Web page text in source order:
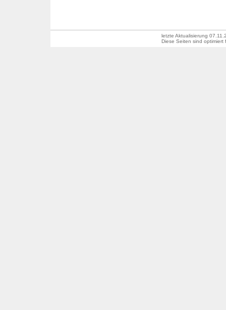
letzte Aktualisierung
Diese Seiten sind